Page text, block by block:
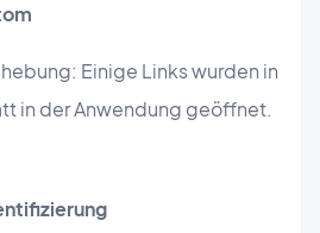
Einige Links wurden in
in der Anwendung geöffnet.